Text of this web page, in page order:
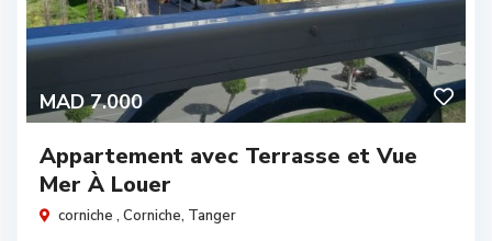
MAD 7.000
Appartement avec Terrasse et Vue
Mer À Louer
corniche , Corniche, Tanger